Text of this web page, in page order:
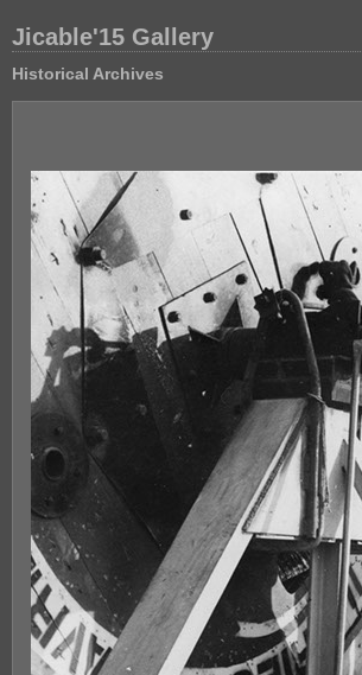
Jicable'15 Gallery
Historical Archives